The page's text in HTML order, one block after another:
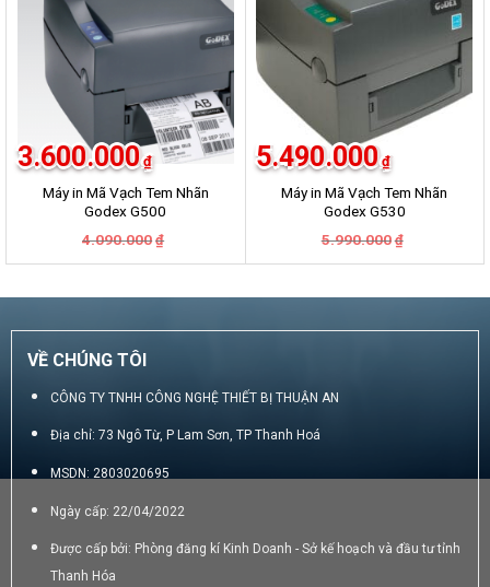
Máy in Mã Vạch Tem Nhãn
Godex G500
4.090.000 ₫
là:
3.600.000 ₫
tại
3.600.000₫.
Máy in Mã Vạch Tem Nhãn
Godex G530
5.990.000 ₫
là:
5.490.000 ₫
tại
5.490.000₫.
VỀ CHÚNG TÔI
CÔNG TY TNHH CÔNG NGHỆ THIẾT BỊ THUẬN AN
Địa chỉ: 73 Ngô Từ, P Lam Sơn, TP Thanh Hoá
MSDN: 2803020695
Ngày cấp: 22/04/2022
Được cấp bởi: Phòng đăng kí Kinh Doanh - Sở kế hoạch và đầu tư tỉnh
Thanh Hóa